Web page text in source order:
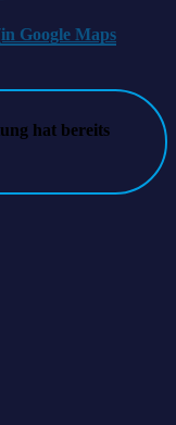
Google Maps
hat bereits